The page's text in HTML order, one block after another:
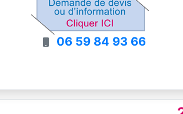
06 59 84 93 66